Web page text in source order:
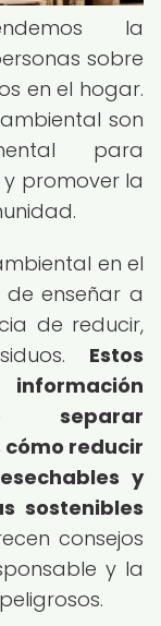
la
sobre
en el hogar.
son
para
promover la
en el
enseñar a
de reducir,
Estos
separar
reducir
y
sostenibles
consejos
y la